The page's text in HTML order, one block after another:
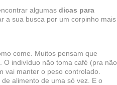
algumas dicas para
a sua busca por um corpinho mais
come. Muitos pensam que
indivíduo não toma café (pra não
vai manter o peso controlado.
alimento de uma só vez. E o